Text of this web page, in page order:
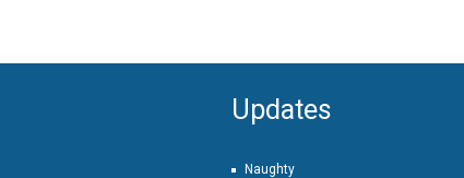
Updates
Naughty